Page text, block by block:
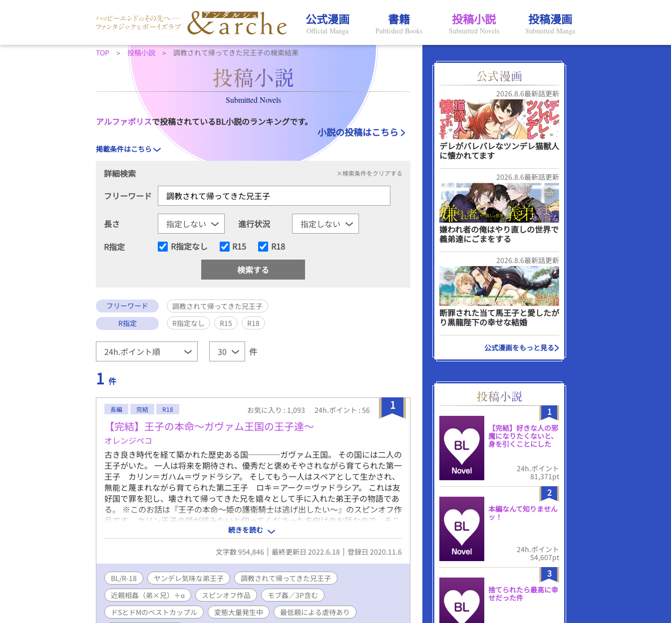
公式漫画
Official Manga
書籍
Published Books
投稿小説
Submitted Novels
投稿漫画
Submitted Manga
TOP 投稿小説 調教されて帰ってきた兄王子の検索結果
Submitted Novels
アルファポリスで投稿されているBL小説のランキングです。
小説の投稿はこちら
掲載条件はこちら
詳細検索 ×検索条件をクリアする
フリーワード
長さ
進行状況
R指定
R指定なし R15 R18
フリーワード
調教されて帰ってきた兄王子
R指定
R指定なし R15 R18
件
1 件
1
長編 完結 R18 お気に入り : 1,093 24h.ポイント : 56
【完結】王子の本命～ガヴァム王国の王子達～
オレンジペコ
古き良き時代を経て築かれた歴史ある国────ガヴァム王国。 その国には二人の
王子がいた。 一人は将来を期待され、優秀だと褒めそやされながら育てられた第一
王子 カリン＝ガハム＝ヴァドラシア。 そしてもう一人はスペアとして生かされ、
無能と蔑まれながら育てられた第二王子 ロキ＝アーク＝ヴァドラシア。 これは友
好国で罪を犯し、壊されて帰ってきた兄を嬉々として手に入れた弟王子の物語であ
る。 ※このお話は『王子の本命～姫の護衛騎士は逃げ出したい～』のスピンオフ作
品です。 カリン王子の話が読みたいと仰ってくださった方向けのお話なので、そこ
続きを読む
文字数 954,846 最終更新日 2022.6.18 登録日 2020.11.6
BL/R-18 ヤンデレ気味な弟王子
調教されて帰ってきた兄王子
近親相姦（弟×兄）＋α
スピンオフ作品
モブ姦／3P含む
ドSとドMのベストカップル
変態大量発生中
最低親による虐待あり
2026.8.6最新話更新
デレがバレバレなツンデレ猫獣人
に懐かれてます
2026.8.6最新話更新
嫌われ者の俺はやり直しの世界で
義弟達にごまをする
2026.8.6最新話更新
断罪された当て馬王子と愛したが
り黒龍陛下の幸せな結婚
公式漫画をもっと見る
1
【完結】好きな人の邪
魔になりたくないと、
身を引くことにした
24h.ポイント
81,371pt
2
本編なんて知りません
ッ！
24h.ポイント
54,607pt
3
捨てられたら最高に幸
せだった件